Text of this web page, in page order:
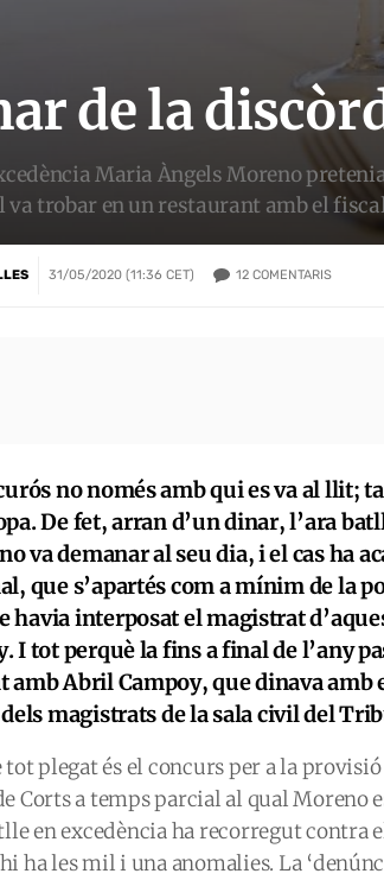
de la
Maria Àngels Moreno
va trobar en un restaurant amb el
31/05/2020 (11:36 CET) 12 COMENTARIS
no només amb qui es va al llit;
De fet, arran d’un dinar, l’ara
va demanar al seu dia, i el cas ha
que s’apartés com a mínim de la
havia interposat el magistrat
I tot perquè la fins a final de l’any
amb Abril Campoy, que dinava amb
magistrats de la sala civil del
plegat és el concurs per a la
Corts a temps parcial al qual Moreno
en excedència ha recorregut contra
ha les mil i una anomalies. La